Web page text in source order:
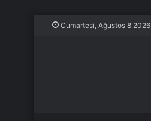
Cumartesi, Ağustos 8 2026